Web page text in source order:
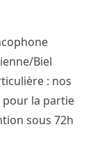
Biel
: nos
pour la partie
sous 72h